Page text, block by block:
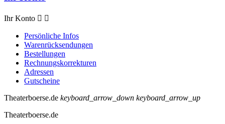
Ihr Konto  
Persönliche Infos
Warenrücksendungen
Bestellungen
Rechnungskorrekturen
Adressen
Gutscheine
Theaterboerse.de keyboard_arrow_down keyboard_arrow_up
Theaterboerse.de